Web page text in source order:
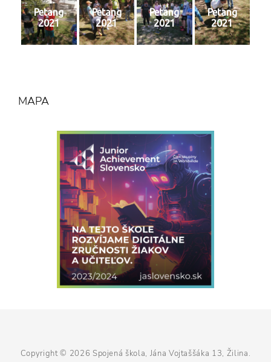
Petang
2021
Petang
2021
Petang
2021
Petang
2021
MAPA
Copyright © 2026 Spojená škola, Jána Vojtaššáka 13, Žilina.